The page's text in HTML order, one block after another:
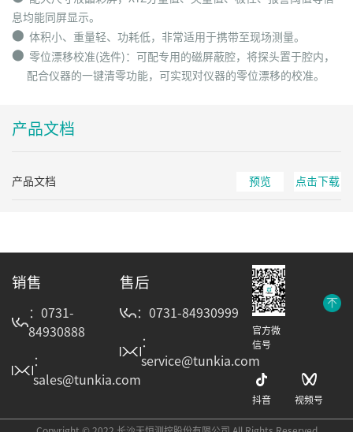
息均能同屏显示。
⬤ 体积小、重量轻、功耗低，非常适用于携带至现场测量。
⬤ 零位漂移校准(选件)：可配专用的磁屏蔽腔，将探头置于腔内，
配合仪器的一键清零功能，可实现对仪器的零位漂移的校准。
产品文档
产品文档 预览 点击下载
销售
：0731-
84930888
：
sales@tunkia.com
售后
：0731-84930999
：
service@tunkia.com
官方微
信号
抖音 视频号